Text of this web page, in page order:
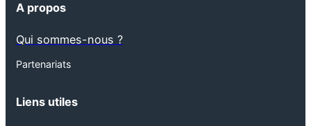
A propos
Qui sommes-nous ?
Partenariats
Liens utiles